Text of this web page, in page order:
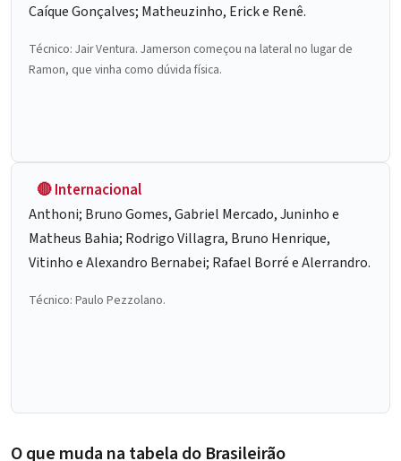
Caíque Gonçalves; Matheuzinho, Erick e Renê.
Técnico:Jair Ventura. Jamerson começou na lateral no lugar de
Ramon, que vinha como dúvida física.
🔴 Internacional
Anthoni; Bruno Gomes, Gabriel Mercado, Juninho e
Matheus Bahia; Rodrigo Villagra, Bruno Henrique,
Vitinho e Alexandro Bernabei; Rafael Borré e Alerrandro.
Técnico: Paulo Pezzolano.
O que muda na tabela do Brasileirão